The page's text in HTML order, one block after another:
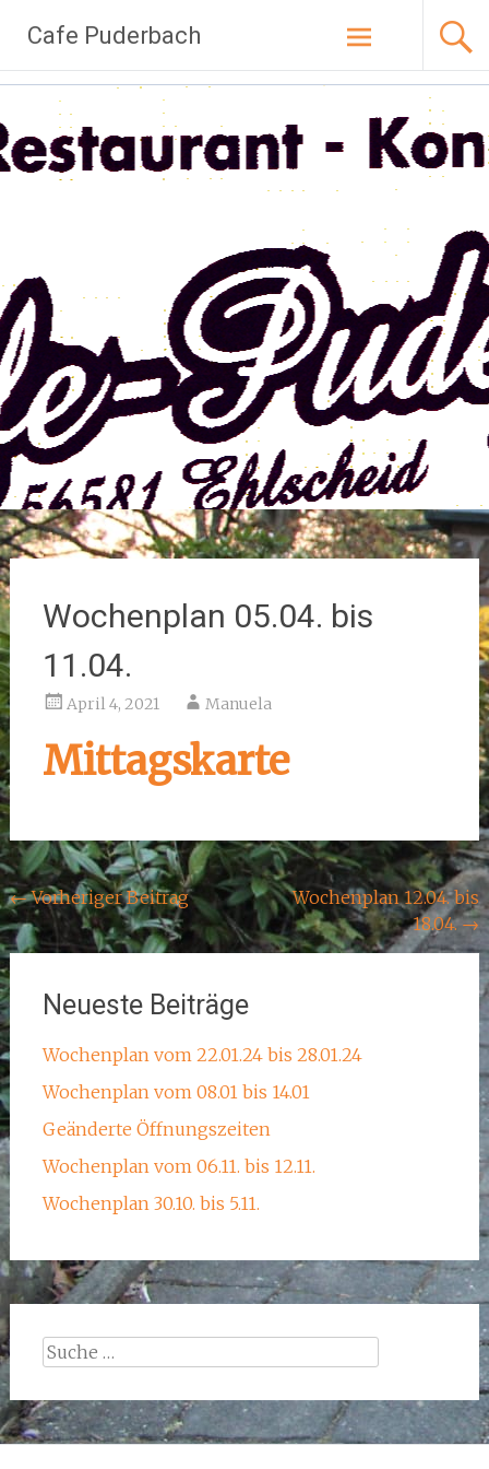
Inhalt
springen
Cafe Puderbach
Wochenplan 05.04. bis
11.04.
April 4, 2021 Manuela
Mittagskarte
Beitragsnavigation
←Vorheriger Beitrag
Wochenplan 12.04. bis
18.04.→
Neueste Beiträge
Wochenplan vom 22.01.24 bis 28.01.24
Wochenplan vom 08.01 bis 14.01
Geänderte Öffnungszeiten
Wochenplan vom 06.11. bis 12.11.
Wochenplan 30.10. bis 5.11.
Suche